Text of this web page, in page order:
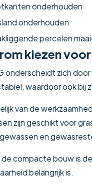
onderhouden
onderhouden
percelen
kiezen
onderscheidt zich
waardoor ook bij
van de
zijn geschikt voor
en
de compacte bouw is
belangrijk is.